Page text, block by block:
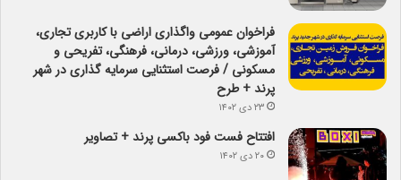
فراخوان عمومی واگذاری اراضی با کاربری تجاری،
آموزشی، ورزشی، درمانی، فرهنگی، تفریحی و
مسکونی / فرصت استثنایی سرمایه گذاری در شهر
پرند + طرح
۲۳ دی ۱۴۰۲
افتتاح فست فود باکسی پرند + تصاویر
۲۰ دی ۱۴۰۲